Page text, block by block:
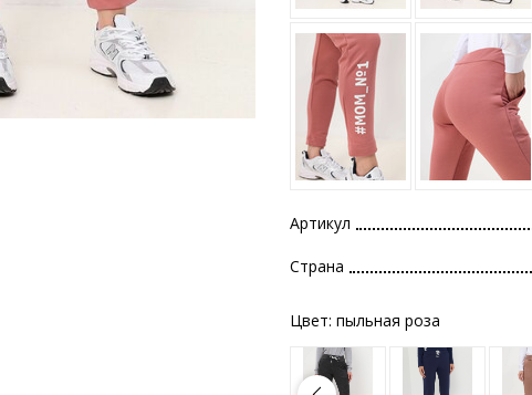
Артикул
Страна
Цвет: пыльная роза